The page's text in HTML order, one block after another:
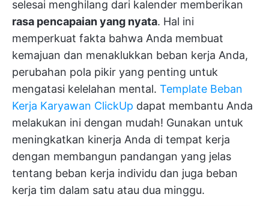
selesai menghilang dari kalender memberikan
rasa pencapaian yang nyata. Hal ini
memperkuat fakta bahwa Anda membuat
kemajuan dan menaklukkan beban kerja Anda,
perubahan pola pikir yang penting untuk
mengatasi kelelahan mental. Template Beban
Kerja Karyawan ClickUp dapat membantu Anda
melakukan ini dengan mudah! Gunakan untuk
meningkatkan kinerja Anda di tempat kerja
dengan membangun pandangan yang jelas
tentang beban kerja individu dan juga beban
kerja tim dalam satu atau dua minggu.